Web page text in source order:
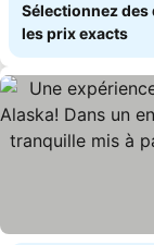
Sélectionnez
les prix exacts